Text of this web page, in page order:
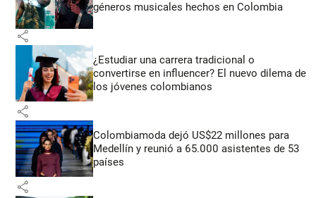
géneros musicales hechos en Colombia
share
¿Estudiar una carrera tradicional o
convertirse en influencer? El nuevo dilema de
los jóvenes colombianos
share
Colombiamoda dejó US$22 millones para
Medellín y reunió a 65.000 asistentes de 53
países
share